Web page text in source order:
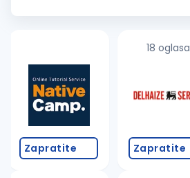
Zapratite
18 oglasa
Zapratite